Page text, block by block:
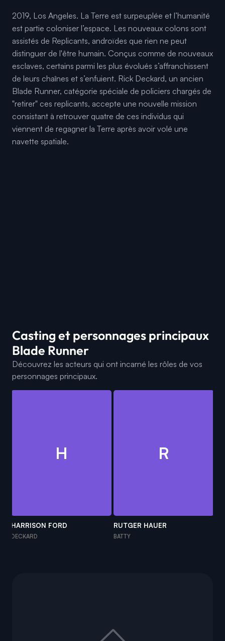
2019, Los Angeles. La Terre est surpeuplée et l’humanité
est partie coloniser l’espace. Les nouveaux colons sont
assistés de Replicants, androïdes que rien ne peut
distinguer de l'être humain. Conçus comme de nouveaux
esclaves, certains parmi les plus évolués s’affranchissent
de leurs chaînes et s’enfuient. Rick Deckard, un ancien
Blade Runner, catégorie spéciale de policiers chargés de
"retirer" ces replicants, accepte une nouvelle mission
consistant à retrouver quatre de ces individus qui
viennent de regagner la Terre après avoir volé une
navette spatiale.
Casting et personnages principaux
Blade Runner
Découvrez les acteurs qui ont incarné les rôles de vos
personnages principaux.
H
HARRISON FORD
DECKARD
R
RUTGER HAUER
BATTY